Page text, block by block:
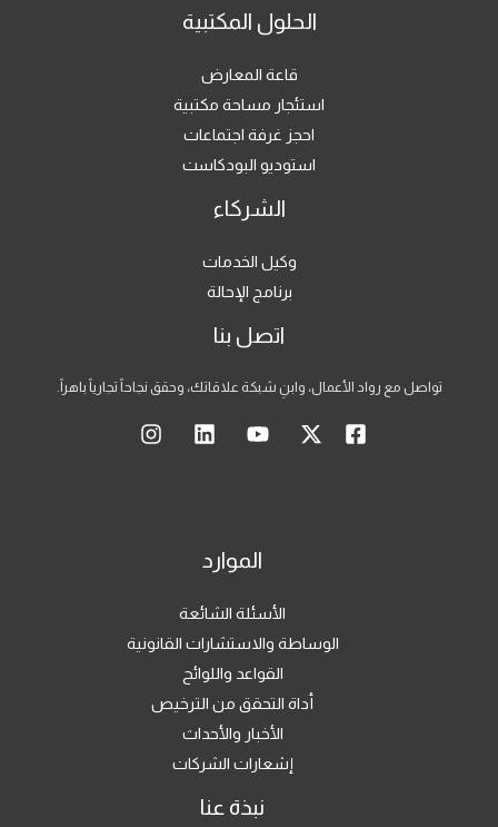
الحلول المكتبية
قاعة المعارض
استئجار مساحة مكتبية
احجز غرفة اجتماعات
استوديو البودكاست
الشركاء
وكيل الخدمات
برنامج الإحالة
اتصل بنا
تواصل مع رواد الأعمال، وابنِ شبكة علاقاتك، وحقق نجاحاً تجارياً باهراً.
الموارد
الأسئلة الشائعة
الوساطة والاستشارات القانونية
القواعد واللوائح
أداة التحقق من الترخيص
الأخبار والأحداث
إشعارات الشركات
نبذة عنا